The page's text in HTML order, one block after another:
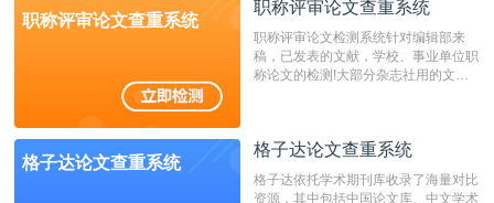
检测速度快、精度高，市场反映良好。
职称评审论文查重系统
职称评审论文查重系统
职称评审论文检测系统针对编辑部来
稿，已发表的文献，学校、事业单位职
称论文的检测!大部分杂志社用的文献
编辑部检测来稿和已发表的文献,检测
测时注意填写第一作者,才能排除已发
格子达论文查重系统
格子达论文查重系统
格子达依托学术期刊库收录了海量对比
资源，其中包括中国论文库、中文学术